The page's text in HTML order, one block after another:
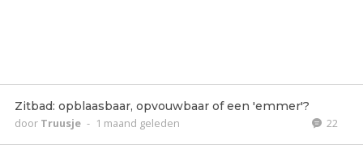
Zitbad: opblaasbaar, opvouwbaar of een 'emmer'?
door Truusje - 1 maand geleden 22